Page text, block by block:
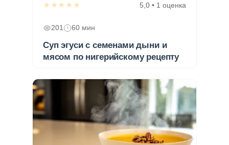
★★★★★ 5,0 • 1 оценка
201 60 мин
Суп эгуси с семенами дыни и
мясом по нигерийскому рецепту